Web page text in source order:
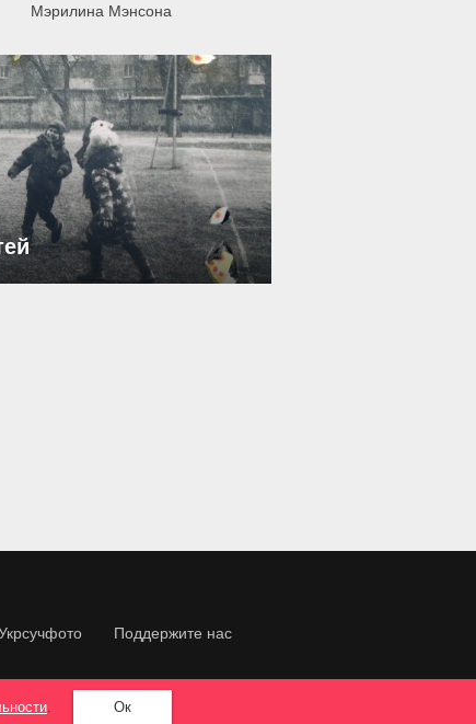
Мэрилина Мэнсона
Поддержите нас
. Ок